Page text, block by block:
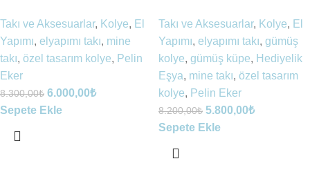
Takı ve Aksesuarlar, Kolye, El
Yapımı, elyapımı takı, mine
takı, özel tasarım kolye, Pelin
Eker
8.300,00₺ 6.000,00₺
Sepete Ekle
Takı ve Aksesuarlar, Kolye, El
Yapımı, elyapımı takı, gümüş
kolye, gümüş küpe, Hediyelik
Eşya, mine takı, özel tasarım
kolye, Pelin Eker
8.200,00₺ 5.800,00₺
Sepete Ekle